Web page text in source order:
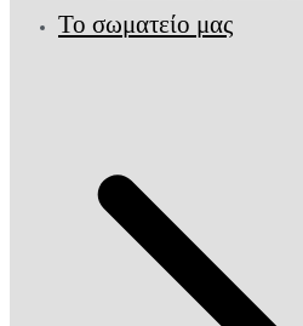
Το σωματείο μας